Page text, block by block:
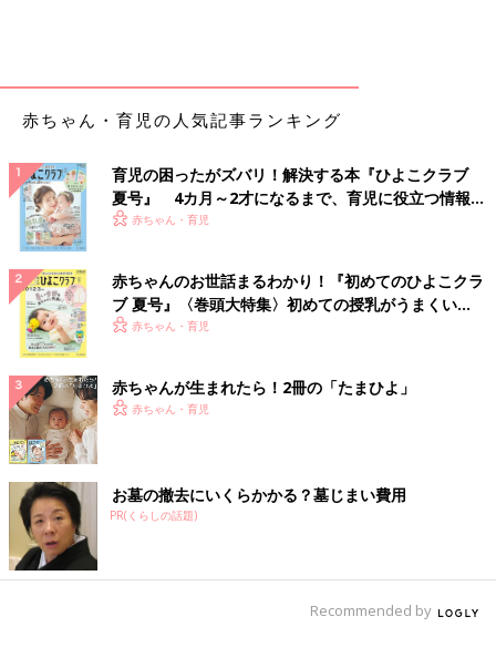
ども、それを凌駕するほどの嫌悪感が襲ってきて、もう今後義母
で言われたらさすがの夫も理解してくれたようで、私は義母と絶
「義両親に会うよりも、1人だけの時間が欲しいだけと主張す
る。月1がしんどいだけで、盆正月くらいなら良いと言う。ご主
人が妻が同伴しないことを嫌がったら、『義両親は孫に会いた
い。私は義両親に会うより1人の時間が欲しい。貴方は義両親と
私、どちらに合わせるかは自由』と、人のせいにしないように言
う」
「『義両親は他人の私がいない方が嬉しいはず。だから子供たち
と行ってきて。私は実実家へ用事があるから』と1回目は強引に
行かせましょう。そのうち恒例になりますよ」
義両親にどう接すればいい？
「距離が近すぎるのが原因かと思います。コロナ禍ですし、感染
のリスクがあって心配だから頻度を減らすようにとか上手く出来
ませんかね？」
赤ちゃん・育児の人気記事ランキング
育児の困ったがズバリ！解決する本『ひよこクラブ
夏号』 4カ月～2才になるまで、育児に役立つ情報が
いっぱい！
赤ちゃん・育児
赤ちゃんのお世話まるわかり！『初めてのひよこクラ
ブ 夏号』〈巻頭大特集〉初めての授乳がうまくい
く！ おっぱい・ミルクの基本と夏のトラブル 解決テ
赤ちゃん・育児
赤ちゃんが生まれたら！2冊の「たまひよ」
赤ちゃん・育児
お墓の撤去にいくらかかる？墓じまい費用
PR(くらしの話題)
Recommended by